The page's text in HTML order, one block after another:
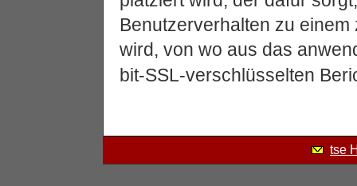
Benutzerverhalten zu
wird, von wo aus das
bit-SSL-verschlüsselten
tse